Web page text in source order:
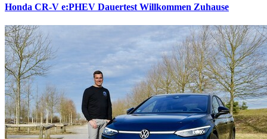
Honda CR-V e:PHEV Dauertest Willkommen Zuhause